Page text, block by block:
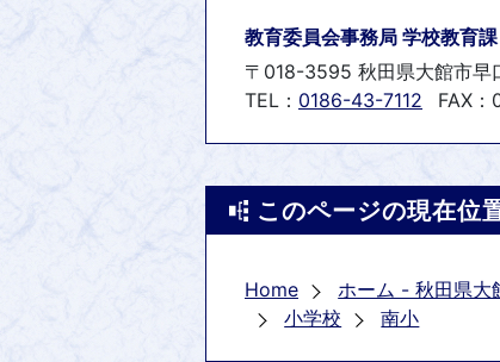
教育委員会事務局 学校教育
〒018-3595 秋田県大館市早
TEL： 0186-43-7112 FAX
このページの現在位
Home ホーム - 秋田県大
小学校
南小